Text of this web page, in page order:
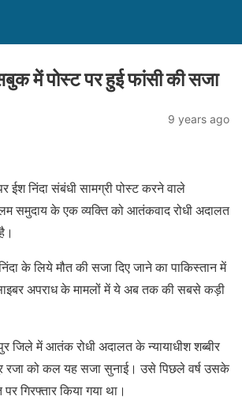
में पोस्ट पर हुई फांसी की सजा
9 years ago
ईश निंदा संबंधी सामग्री पोस्ट करने वाले
समुदाय के एक व्यक्ति को आतंकवाद रोधी अदालत
के लिये मौत की सजा दिए जाने का पाकिस्तान में
अपराध के मामलों में ये अब तक की सबसे कड़ी
जिले में आतंक रोधी अदालत के न्यायाधीश शब्बीर
रजा को कल यह सजा सुनाई। उसे पिछले वर्ष उसके
गिरफ्तार किया गया था।